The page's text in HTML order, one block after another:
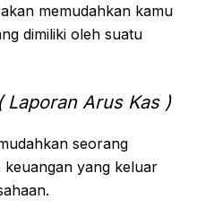
memudahkan kamu
dimiliki oleh suatu
Arus Kas )
seorang
yang keluar